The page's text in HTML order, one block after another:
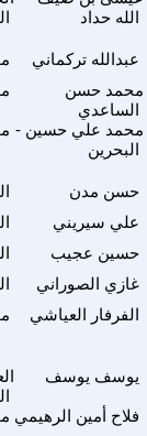
الله حداد
عبدالله تركماني
محمد حسن
الساعدي
محمد علي حسين -
البحرين
حسن مدن
علي سيريني
حسين عجيب
غازي الصوراني
الفرفار العياشي
يوسف يوسف
فلاح أمين الرهيمي